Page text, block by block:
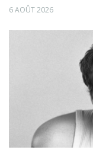
6 AOÛT 2026